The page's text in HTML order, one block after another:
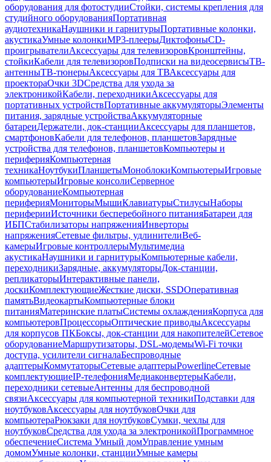
оборудования для фотостудииСтойки, системы крепления для
студийного оборудованияПортативная
аудиотехникаНаушники и гарнитурыПортативные колонки,
акустикаУмные колонкиMP3-плеерыДиктофоныCD-
проигрывателиАксессуары для телевизоровКронштейны,
стойкиКабели для телевизоровПодписки на видеосервисыТВ-
антенныТВ-тюнерыАксессуары для ТВАксессуары для
проектораОчки 3DСредства для ухода за
электроникойКабели, переходникиАксессуары для
портативных устройствПортативные аккумуляторыЭлементы
питания, зарядные устройстваАккумуляторные
батареиДержатели, док-станцииАксессуары для планшетов,
смартфоновКабели для телефонов, планшетовЗарядные
устройства для телефонов, планшетовКомпьютеры и
периферияКомпьютерная
техникаНоутбукиПланшетыМоноблокиКомпьютерыИгровые
компьютерыИгровые консолиСерверное
оборудованиеКомпьютерная
периферияМониторыМышиКлавиатурыСтилусыНаборы
периферииИсточники бесперебойного питанияБатареи для
ИБПСтабилизаторы напряженияИнверторы
напряженияСетевые фильтры, удлинителиВеб-
камерыИгровые контроллерыМультимедиа
акустикаНаушники и гарнитурыКомпьютерные кабели,
переходникиЗарядные, аккумуляторыДок-станции,
репликаторыИнтерактивные панели,
доскиКомплектующиеЖесткие диски, SSDОперативная
памятьВидеокартыКомпьютерные блоки
питанияМатеринские платыСистемы охлажденияКорпуса для
компьютеровПроцессорыОптические приводыАксессуары
для корпусов ПКБоксы, док-станции для накопителейСетевое
оборудованиеМаршрутизаторы, DSL-модемыWi-Fi точки
доступа, усилители сигналаБеспроводные
адаптерыКоммутаторыСетевые адаптерыPowerlineСетевые
комплектующиеIP-телефонияМедиаконвертерыКабели,
переходники сетевыеАнтенны для беспроводной
связиАксессуары для компьютерной техникиПодставки для
ноутбуковАксессуары для ноутбуковОчки для
компьютераРюкзаки для ноутбуковСумки, чехлы для
ноутбуковСредства для ухода за электроникойПрограммное
обеспечениеСистема Умный домУправление умным
домомУмные колонки, станцииУмные камеры